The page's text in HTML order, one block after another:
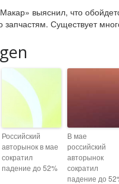
выяснил, что
Существует
Российский
авторынок в мае
сократил
падение до 52%
В мае
российский
авторынок
сократил
падение до